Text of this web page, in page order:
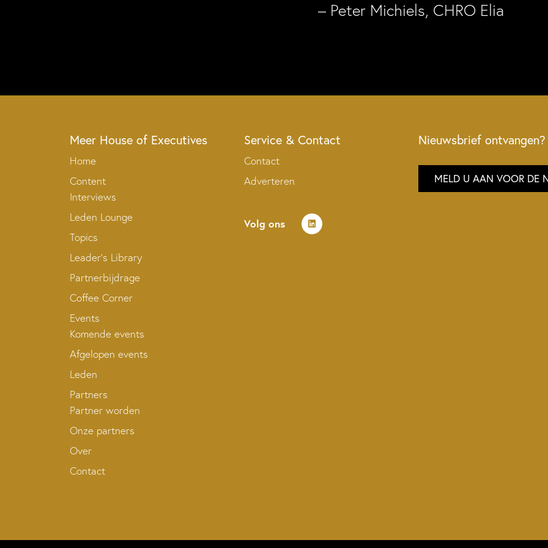
– Peter Michiels, CHRO Elia
Meer House of Executives
Home
Content
Interviews
Leden Lounge
Topics
Leader’s Library
Partnerbijdrage
Coffee Corner
Events
Komende events
Afgelopen events
Leden
Partners
Partner worden
Onze partners
Over
Contact
Service & Contact
Contact
Adverteren
Volg ons
Nieuwsbrief ontvangen?
MELD U AAN VOOR DE